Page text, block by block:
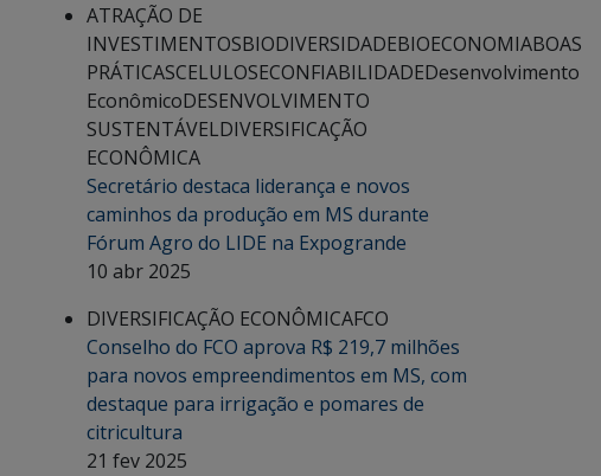
ATRAÇÃO DE
INVESTIMENTOSBIODIVERSIDADEBIOECONOMIABOAS
PRÁTICASCELULOSECONFIABILIDADEDesenvolvimento
EconômicoDESENVOLVIMENTO
SUSTENTÁVELDIVERSIFICAÇÃO
ECONÔMICA
Secretário destaca liderança e novos
caminhos da produção em MS durante
Fórum Agro do LIDE na Expogrande
10 abr 2025
DIVERSIFICAÇÃO ECONÔMICAFCO
Conselho do FCO aprova R$ 219,7 milhões
para novos empreendimentos em MS, com
destaque para irrigação e pomares de
citricultura
21 fev 2025